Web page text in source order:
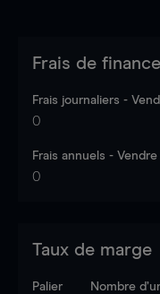
Frais de
Frais journaliers -
0
Frais annuels - Vendre
0
Taux de marge
Palier Nombre